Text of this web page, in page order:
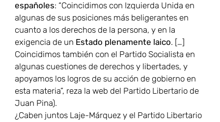
españoles: “Coincidimos con Izquierda Unida en
algunas de sus posiciones más beligerantes en
cuanto a los derechos de la persona, y en la
exigencia de un Estado plenamente laico. […]
Coincidimos también con el Partido Socialista en
algunas cuestiones de derechos y libertades, y
apoyamos los logros de su acción de gobierno en
esta materia”, reza la web del Partido Libertario de
Juan Pina).
¿Caben juntos Laje-Márquez y el Partido Libertario